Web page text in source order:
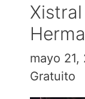
mayo
Gratuito